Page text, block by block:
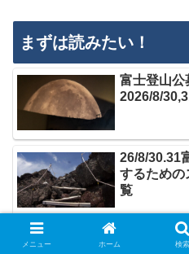
まずは読みたい！
富士登山公
2026/8/
26/8/30.31
するための
覧
九十九草
メニュー ホーム 検索